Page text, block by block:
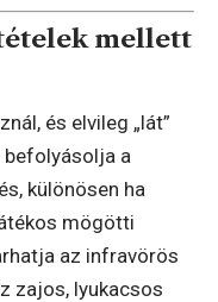
mellett
és elvileg „lát”
befolyásolja a
különösen ha
mögötti
az infravörös
zajos, lyukacsos